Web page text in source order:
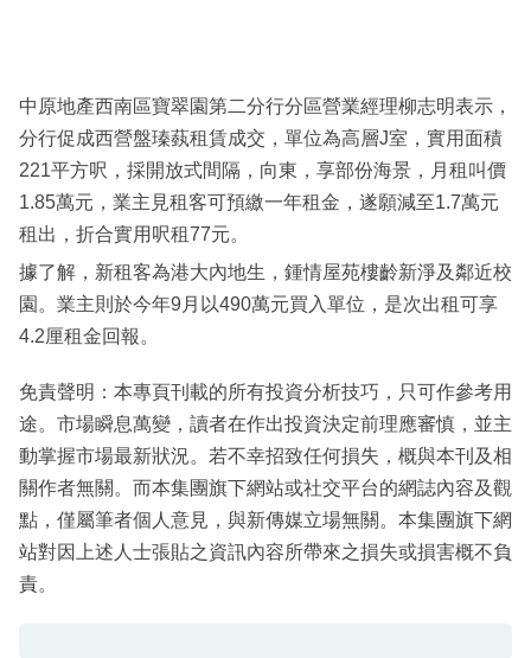
區
中原地產西南區寶翠園第二分行分區營業經理柳志明表示，
分行促成西營盤瑧蓺租賃成交，單位為高層J室，實用面積
221平方呎，採開放式間隔，向東，享部份海景，月租叫價
1.85萬元，業主見租客可預繳一年租金，遂願減至1.7萬元
租出，折合實用呎租77元。
據了解，新租客為港大內地生，鍾情屋苑樓齡新淨及鄰近校
園。業主則於今年9月以490萬元買入單位，是次出租可享
4.2厘租金回報。
免責聲明：本專頁刊載的所有投資分析技巧，只可作參考用
途。市場瞬息萬變，讀者在作出投資決定前理應審慎，並主
動掌握市場最新狀況。若不幸招致任何損失，概與本刊及相
關作者無關。而本集團旗下網站或社交平台的網誌內容及觀
點，僅屬筆者個人意見，與新傳媒立場無關。本集團旗下網
站對因上述人士張貼之資訊內容所帶來之損失或損害概不負
責。